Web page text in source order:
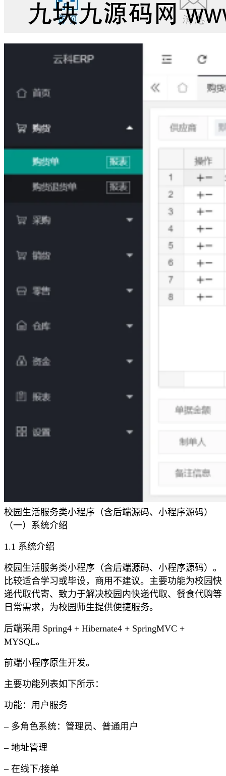
校园生活服务类小程序（含后端源码、小程序源码）
（一）系统介绍
1.1 系统介绍
校园生活服务类小程序（含后端源码、小程序源码）。
比较适合学习或毕设，商用不建议。主要功能为校园快
递代取代寄、致力于解决校园内快递代取、餐食代购等
日常需求，为校园师生提供便捷服务。
后端采用 Spring4 + Hibernate4 + SpringMVC +
MYSQL。
前端小程序原生开发。
主要功能列表如下所示：
功能：用户服务
– 多角色系统：管理员、普通用户
– 地址管理
– 在线下/接单